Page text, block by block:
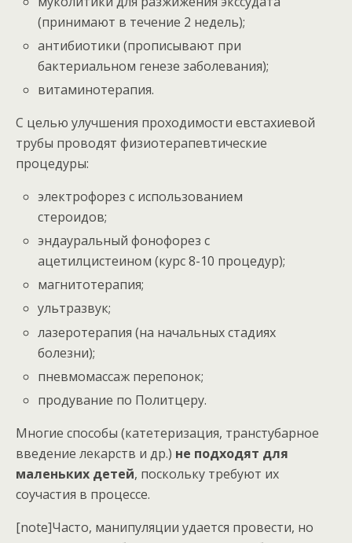
(принимают в течение 2 недель);
антибиотики (прописывают при
бактериальном генезе заболевания);
витаминотерапия.
С целью улучшения проходимости евстахиевой
трубы проводят физиотерапевтические
процедуры:
электрофорез с использованием
стероидов;
эндауральный фонофорез с
ацетилцистеином (курс 8-10 процедур);
магнитотерапия;
ультразвук;
лазеротерапия (на начальных стадиях
болезни);
пневмомассаж перепонок;
продувание по Политцеру.
Многие способы (катетеризация, транстубарное
введение лекарств и др.) не подходят для
маленьких детей, поскольку требуют их
соучастия в процессе.
[note]Часто, манипуляции удается провести, но